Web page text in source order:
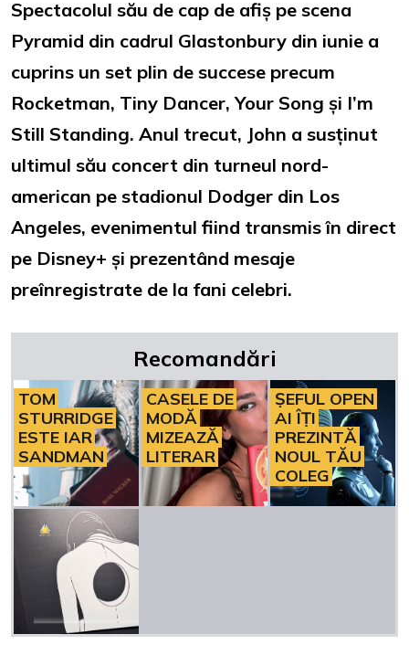
Spectacolul său de cap de afiș pe scena
Pyramid din cadrul Glastonbury din iunie a
cuprins un set plin de succese precum
Rocketman, Tiny Dancer, Your Song și I’m
Still Standing. Anul trecut, John a susținut
ultimul său concert din turneul nord-
american pe stadionul Dodger din Los
Angeles, evenimentul fiind transmis în direct
pe Disney+ și prezentând mesaje
preînregistrate de la fani celebri.
Recomandări
TOM
STURRIDGE
ESTE IAR
SANDMAN
CASELE DE
MODĂ
MIZEAZĂ
LITERAR
ȘEFUL OPEN
AI ÎȚI
PREZINTĂ
NOUL TĂU
COLEG